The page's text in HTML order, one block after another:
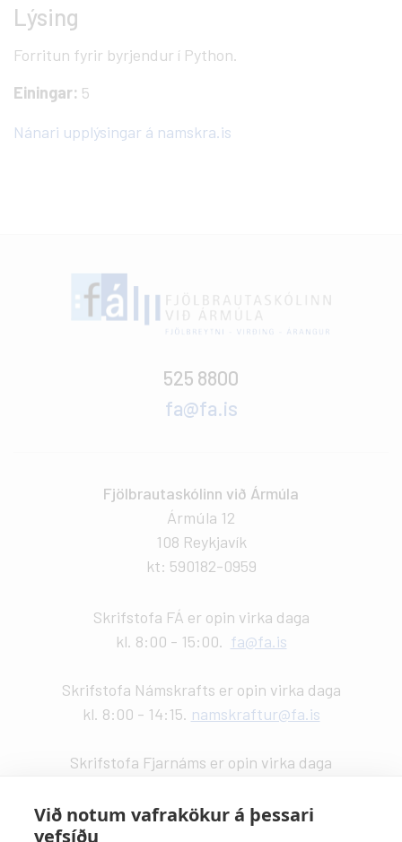
Við notum vafrakökur á þessari
vefsíðu
Lýsing
Forritun fyrir byrjendur í Python.
Einingar: 5
Nánari upplýsingar á namskra.is
525 8800
fa@fa.is
Fjölbrautaskólinn við Ármúla
Ármúla 12
108 Reykjavík
kt: 590182-0959
Skrifstofa FÁ er opin virka daga
kl. 8:00 - 15:00. fa@fa.is
Skrifstofa Námskrafts er opin virka daga
kl. 8:00 - 14:15. namskraftur@fa.is
Skrifstofa Fjarnáms er opin virka daga